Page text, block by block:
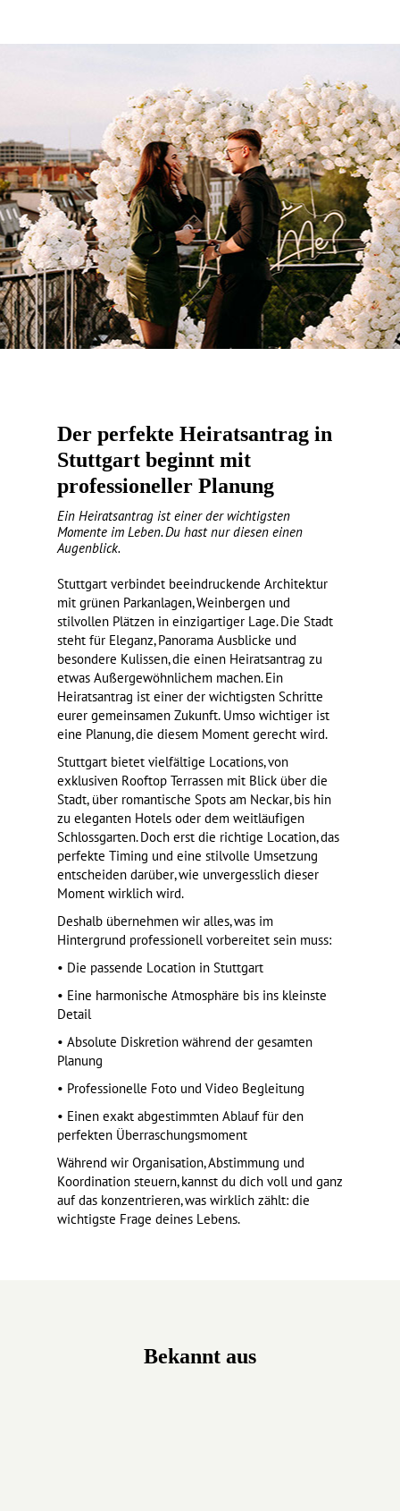
Der perfekte Heiratsantrag in
Stuttgart beginnt mit
professioneller Planung
Ein Heiratsantrag ist einer der wichtigsten
Momente im Leben. Du hast nur diesen einen
Augenblick.
Stuttgart verbindet beeindruckende Architektur
mit grünen Parkanlagen, Weinbergen und
stilvollen Plätzen in einzigartiger Lage. Die Stadt
steht für Eleganz, Panorama Ausblicke und
besondere Kulissen, die einen Heiratsantrag zu
etwas Außergewöhnlichem machen. Ein
Heiratsantrag ist einer der wichtigsten Schritte
eurer gemeinsamen Zukunft. Umso wichtiger ist
eine Planung, die diesem Moment gerecht wird.
Stuttgart bietet vielfältige Locations, von
exklusiven Rooftop Terrassen mit Blick über die
Stadt, über romantische Spots am Neckar, bis hin
zu eleganten Hotels oder dem weitläufigen
Schlossgarten. Doch erst die richtige Location, das
perfekte Timing und eine stilvolle Umsetzung
entscheiden darüber, wie unvergesslich dieser
Moment wirklich wird.
Deshalb übernehmen wir alles, was im
Hintergrund professionell vorbereitet sein muss:
• Die passende Location in Stuttgart
• Eine harmonische Atmosphäre bis ins kleinste
Detail
• Absolute Diskretion während der gesamten
Planung
• Professionelle Foto und Video Begleitung
• Einen exakt abgestimmten Ablauf für den
perfekten Überraschungsmoment
Während wir Organisation, Abstimmung und
Koordination steuern, kannst du dich voll und ganz
auf das konzentrieren, was wirklich zählt: die
wichtigste Frage deines Lebens.
Bekannt aus